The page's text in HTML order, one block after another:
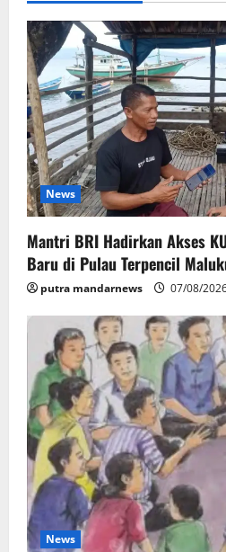
News
Mantri BRI Hadirkan Akses
Baru di Pulau Terpencil
putra mandarnews 07/08/
News